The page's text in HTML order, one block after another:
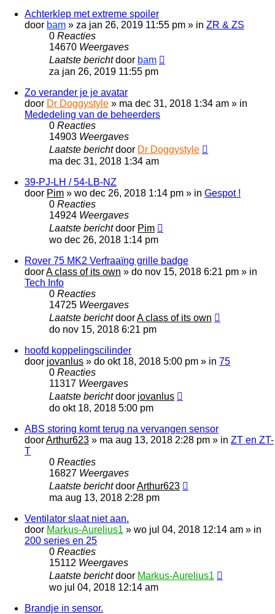
Achterklep met extreme spoiler
door bam » za jan 26, 2019 11:55 pm » in ZR & ZS
0 Reacties
14670 Weergaves
Laatste berichtdoor bam
za jan 26, 2019 11:55 pm
Zo verander je je avatar
door Dr Doggystyle » ma dec 31, 2018 1:34 am » in
Mededeling van de beheerders
0 Reacties
14903 Weergaves
Laatste berichtdoor Dr Doggystyle
ma dec 31, 2018 1:34 am
39-PJ-LH / 54-LB-NZ
door Pim » wo dec 26, 2018 1:14 pm » in Gespot !
0 Reacties
14924 Weergaves
Laatste berichtdoor Pim
wo dec 26, 2018 1:14 pm
Rover 75 MK2 Verfraaïng grille badge
doorA class of its own » do nov 15, 2018 6:21 pm » in
Tech Info
0 Reacties
14725 Weergaves
Laatste berichtdoorA class of its own
do nov 15, 2018 6:21 pm
hoofd koppelingscilinder
door jovanlus » do okt 18, 2018 5:00 pm » in 75
0 Reacties
11317 Weergaves
Laatste berichtdoor jovanlus
do okt 18, 2018 5:00 pm
ABS storing komt terug na vervangen sensor
doorArthur623 » ma aug 13, 2018 2:28 pm » in ZT en ZT-
T
0 Reacties
16827 Weergaves
Laatste berichtdoorArthur623
ma aug 13, 2018 2:28 pm
Ventilator slaat niet aan.
door Markus-Aurelius1 » wo jul 04, 2018 12:14 am » in
200 series en 25
0 Reacties
15112 Weergaves
Laatste berichtdoor Markus-Aurelius1
wo jul 04, 2018 12:14 am
Brandje in sensor.